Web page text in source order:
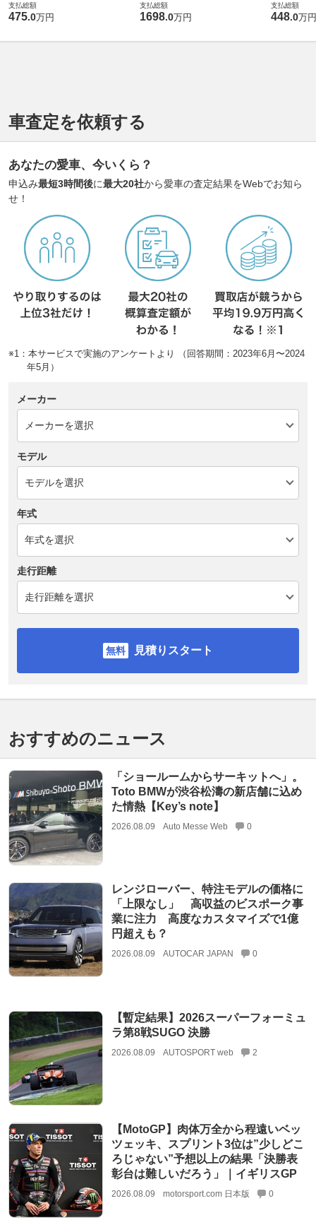
支払総額
475.0万円
支払総額
1698.0万円
支払総額
448.0万円
車査定を依頼する
あなたの愛車、今いくら？
申込み最短3時間後に最大20社から愛車の査定結果をWebでお知ら
せ！
※1：本サービスで実施のアンケートより （回答期間：2023年6月〜2024
年5月）
メーカー
モデル
年式
走行距離
見積りスタート
おすすめのニュース
「ショールームからサーキットへ」。
Toto BMWが渋谷松濤の新店舗に込め
た情熱【Key’s note】
2026.08.09 Auto Messe Web 0
レンジローバー、特注モデルの価格に
「上限なし」 高収益のビスポーク事
業に注力 高度なカスタマイズで1億
円超えも？
2026.08.09 AUTOCAR JAPAN 0
【暫定結果】2026スーパーフォーミュ
ラ第8戦SUGO 決勝
2026.08.09 AUTOSPORT web 2
【MotoGP】肉体万全から程遠いベッ
ツェッキ、スプリント3位は”少しどこ
ろじゃない”予想以上の結果「決勝表
彰台は難しいだろう」｜イギリスGP
2026.08.09 motorsport.com 日本版 0